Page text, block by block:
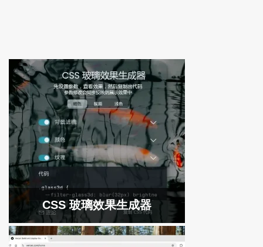
CSS 玻璃效果生成器